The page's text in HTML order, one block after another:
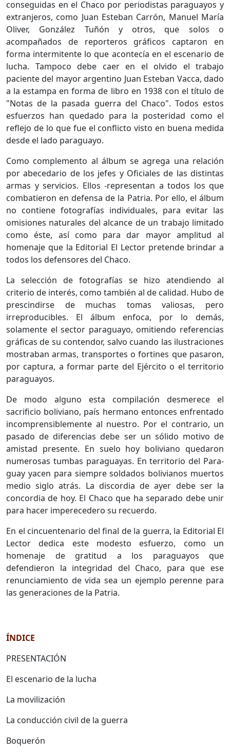
conseguidas en el Chaco por periodistas para­guayos y
extranjeros, como Juan Esteban Ca­rrón, Manuel María
Oliver, González Tuñón y otros, que solos o
acompañados de repor­teros gráficos captaron en
forma intermiten­te lo que acontecía en el escenario de
lucha. Tampoco debe caer en el olvido el trabajo
paciente del mayor argentino Juan Esteban Vacca, dado
a la estampa en forma de libro en 1938 con el título de
"Notas de la pasada gue­rra del Chaco". Todos estos
esfuerzos han quedado para la posteridad como el
reflejo de lo que fue el conflicto visto en buena me­dida
desde el lado paraguayo.
Como complemento al álbum se agrega una relación
por abecedario de los jefes y Oficia­les de las distintas
armas y servicios. Ellos -re­presentan a todos los que
combatieron en de­fensa de la Patria. Por ello, el álbum
no con­tiene fotografías individuales, para evitar las
omisiones naturales del alcance de un trabajo limitado
como éste, así como para dar mayor amplitud al
homenaje que la Editorial El Lec­tor pretende brindar a
todos los defensores del Chaco.
La selección de fotografías se hizo aten­diendo al
criterio de interés, como también al de calidad. Hubo de
prescindirse de muchas tomas valiosas, pero
irreproducibles. El ál­bum enfoca, por lo demás,
solamente el sec­tor paraguayo, omitiendo referencias
gráficas de su contendor, salvo cuando las ilustracio­nes
mostraban armas, transportes o fortines que pasaron,
por captura, a formar parte del Ejército o el territorio
paraguayos.
De modo alguno esta compilación desmere­ce el
sacrificio boliviano, país hermano enton­ces enfrentado
incomprensiblemente al nues­tro. Por el contrario, un
pasado de diferencias debe ser un sólido motivo de
amistad presen­te. En suelo hoy boliviano quedaron
numero­sas tumbas paraguayas. En territorio del Para­
guay yacen para siempre soldados bolivianos muertos
medio siglo atrás. La discordia de ayer debe ser la
concordia de hoy. El Chaco que ha separado debe unir
para hacer impere­cedero su recuerdo.
En el cincuentenario del final de la guerra, la Editorial El
Lector dedica este modesto es­fuerzo, como un
homenaje de gratitud a los paraguayos que
defendieron la integridad del Chaco, para que ese
renunciamiento de vida sea un ejemplo perenne para
las generaciones de la Patria.
ÍNDICE
PRESENTACIÓN
El escenario de la lucha
La movilización
La conducción civil de la guerra
Boquerón